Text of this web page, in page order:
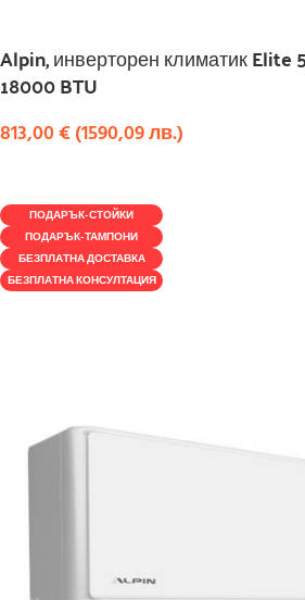
Alpin, инверторен климатик Elite
18000 BTU
813,00€(1590,09лв.)
ПОДАРЪК-СТОЙКИ
ПОДАРЪК-ТАМПОНИ
БЕЗПЛАТНА ДОСТАВКА
БЕЗПЛАТНА КОНСУЛТАЦИЯ